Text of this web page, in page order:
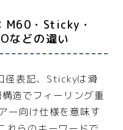
M60・Sticky・
などの違い
径表記、Stickyは滑
造でフィーリング重
ー向け仕様を意味す